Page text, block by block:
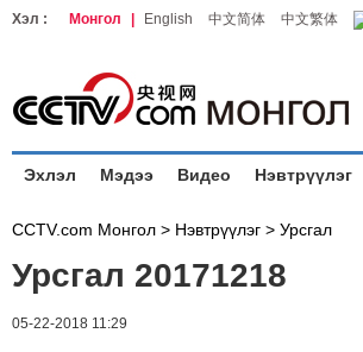
Хэл : Монгол English 中文简体 中文繁体
Эхлэл Мэдээ Видео Нэвтрүүлэг
CCTV.com Монгол > Нэвтрүүлэг > Урсгал
Урсгал 20171218
05-22-2018 11:29